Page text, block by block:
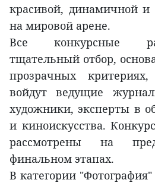
красивой, динамичной и
на мировой арене.
Все конкурсные
тщательный отбор,
прозрачных
войдут ведущие
художники, эксперты в
и киноискусства.
рассмотрены на
финальном этапах.
В категории